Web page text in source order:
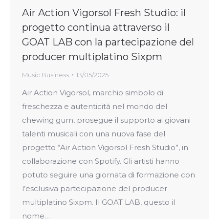
Air Action Vigorsol Fresh Studio: il
progetto continua attraverso il
GOAT LAB con la partecipazione del
producer multiplatino Sixpm
Music Business 13/05/2025
Air Action Vigorsol, marchio simbolo di
freschezza e autenticità nel mondo del
chewing gum, prosegue il supporto ai giovani
talenti musicali con una nuova fase del
progetto “Air Action Vigorsol Fresh Studio”, in
collaborazione con Spotify. Gli artisti hanno
potuto seguire una giornata di formazione con
l’esclusiva partecipazione del producer
multiplatino Sixpm. Il GOAT LAB, questo il
nome…